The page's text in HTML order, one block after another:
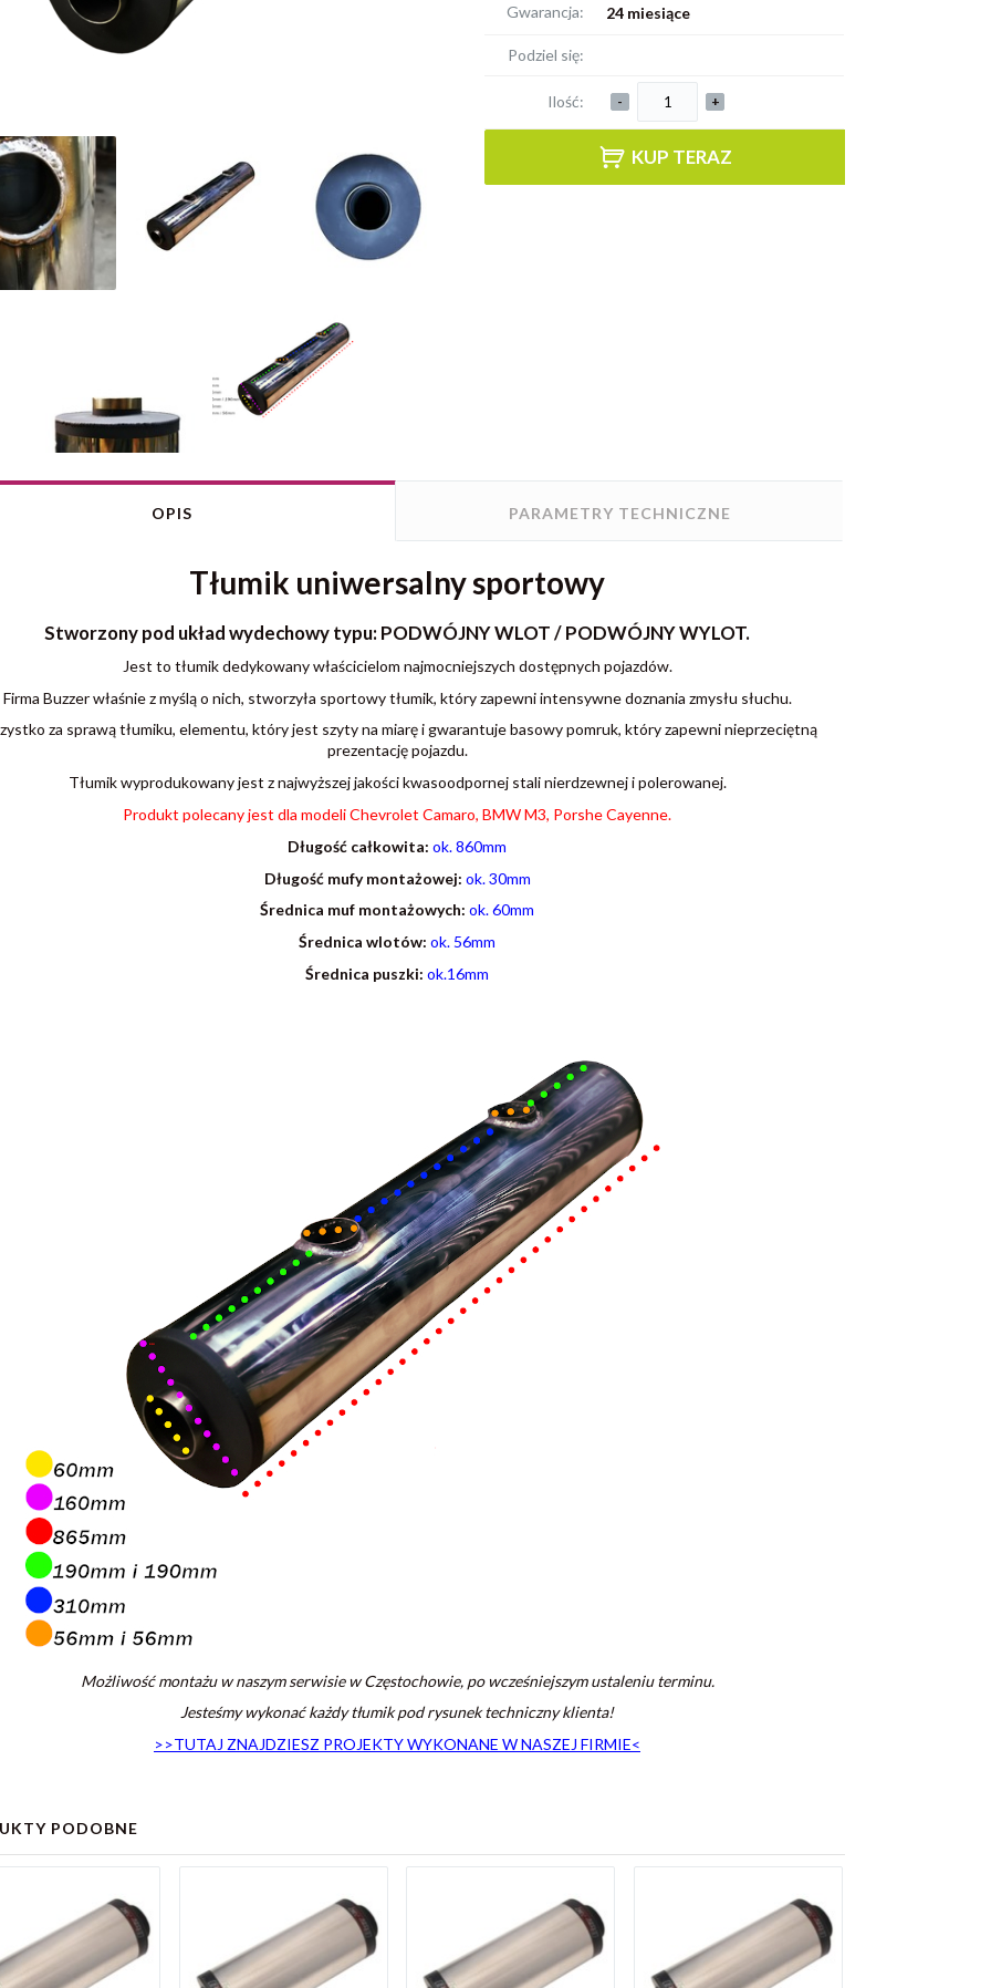
Gwarancja: 24 miesiące
Podziel się:
Ilość: - +
KUP TERAZ
OPIS PARAMETRY TECHNICZNE
Tłumik uniwersalny sportowy
Stworzony pod układ wydechowy typu:PODWÓJNY WLOT / PODWÓJNY WYLOT.
Jest to tłumik dedykowany właścicielom najmocniejszych dostępnych pojazdów.
Firma Buzzer właśnie z myślą o nich, stworzyła sportowy tłumik, który zapewni intensywne doznania zmysłu słuchu.
za sprawą tłumiku, elementu, który jest szyty na miarę i gwarantuje basowy pomruk, który zapewni nieprzeciętną
prezentację pojazdu.
Tłumik wyprodukowany jest z najwyższej jakości kwasoodpornej stali nierdzewnej i polerowanej.
Produkt polecany jest dla modeli Chevrolet Camaro, BMW M3, Porshe Cayenne.
Długość całkowita: ok. 860mm
Długość mufy montażowej: ok. 30mm
Średnica muf montażowych: ok.60mm
Średnica wlotów: ok. 56mm
Średnica puszki: ok.16mm
Możliwość montażu w naszym serwisie w Częstochowie, po wcześniejszym ustaleniu terminu.
Jesteśmy wykonać każdy tłumik pod rysunek techniczny klienta!
>>TUTAJ ZNAJDZIESZ PROJEKTY WYKONANE W NASZEJ FIRMIE<
PODOBNE